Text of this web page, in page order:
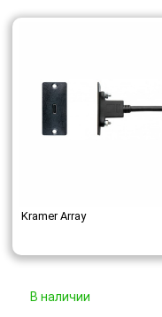
Kramer Array
В наличии